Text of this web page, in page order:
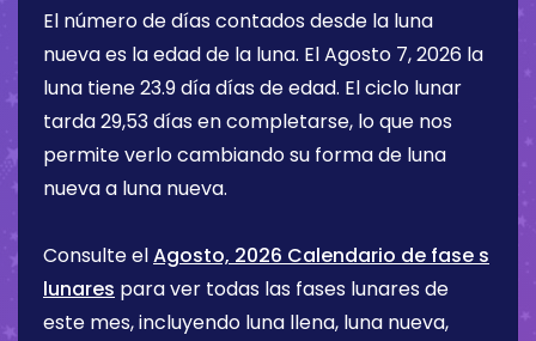
El número de días contados desde la luna
nueva es la edad de la luna. ElAgosto 7, 2026 la
luna tiene23.9 díadías de edad. El ciclo lunar
tarda 29,53 días en completarse, lo que nos
permite verlo cambiando su forma de luna
nueva a luna nueva.
Consulte elAgosto, 2026 Calendario de fase s
lunares para ver todas las fases lunares de
este mes, incluyendo luna llena, luna nueva,